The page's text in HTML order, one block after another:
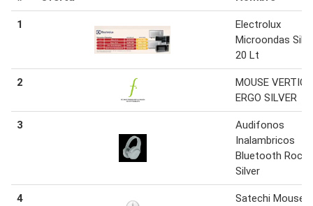
1
Electrolux
Microondas
20 Lt
2
MOUSE
ERGO SILVER
3
Audifonos
Inalambricos
Bluetooth
Silver
4
Satechi Mouse